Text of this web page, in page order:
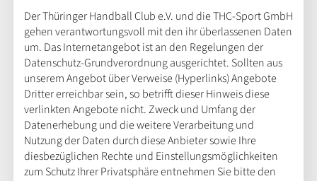
Der Thüringer Handball Club e.V. und die THC-Sport GmbH
gehen verantwortungsvoll mit den ihr überlassenen Daten
um. Das Internetangebot ist an den Regelungen der
Datenschutz-Grundverordnung ausgerichtet. Sollten aus
unserem Angebot über Verweise (Hyperlinks) Angebote
Dritter erreichbar sein, so betrifft dieser Hinweis diese
verlinkten Angebote nicht. Zweck und Umfang der
Datenerhebung und die weitere Verarbeitung und
Nutzung der Daten durch diese Anbieter sowie Ihre
diesbezüglichen Rechte und Einstellungsmöglichkeiten
zum Schutz Ihrer Privatsphäre entnehmen Sie bitte den